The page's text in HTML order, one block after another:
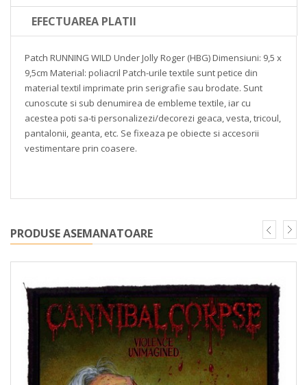
EFECTUAREA PLATII
Patch RUNNING WILD Under Jolly Roger (HBG)Dimensiuni: 9,5 x
9,5cm Material: poliacril Patch-urile textile sunt petice din
material textil imprimate prin serigrafie sau brodate. Sunt
cunoscute si sub denumirea de embleme textile, iar cu
acestea poti sa-ti personalizezi/decorezi geaca, vesta, tricoul,
pantalonii, geanta, etc. Se fixeaza pe obiecte si accesorii
vestimentare prin coasere.
PRODUSE ASEMANATOARE